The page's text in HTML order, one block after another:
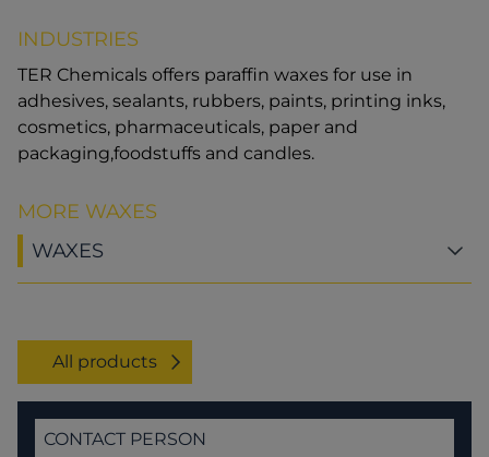
INDUSTRIES
TER Chemicals offers paraffin waxes for use in
adhesives, sealants, rubbers, paints, printing inks,
cosmetics, pharmaceuticals, paper and
packaging,foodstuffs and candles.
MORE WAXES
WAXES
All products
CONTACT PERSON